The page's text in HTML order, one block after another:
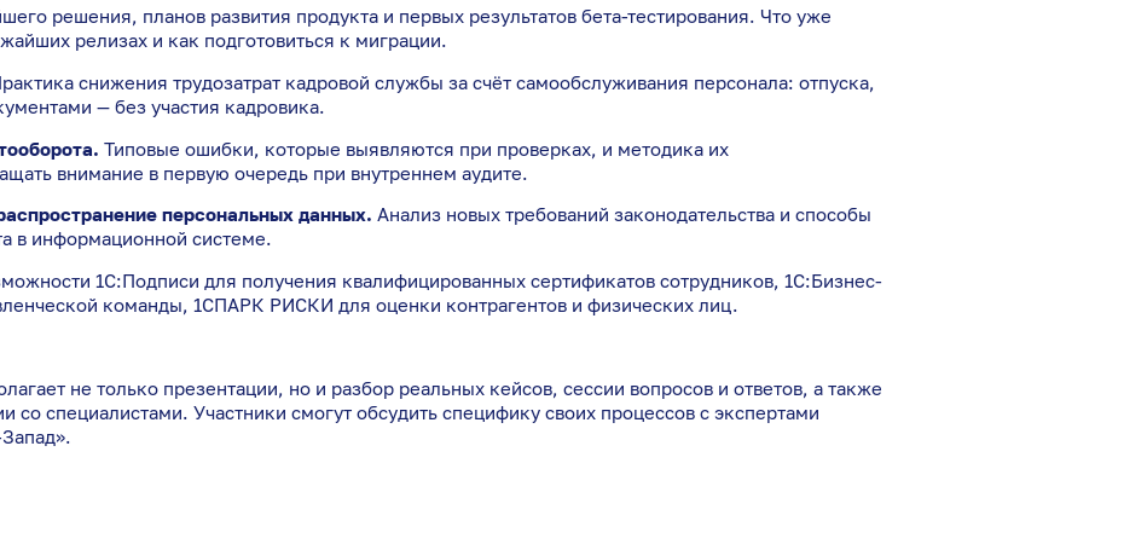
решения, планов развития продукта и первых результатов бета-тестирования. Что уже
релизах и как подготовиться к миграции.
снижения трудозатрат кадровой службы за счёт самообслуживания персонала: отпуска,
— без участия кадровика.
Типовые ошибки, которые выявляются при проверках, и методика их
внимание в первую очередь при внутреннем аудите.
персональных данных. Анализ новых требований законодательства и способы
в информационной системе.
1С:Подписи для получения квалифицированных сертификатов сотрудников, 1С:Бизнес-
команды, 1СПАРК РИСКИ для оценки контрагентов и физических лиц.
не только презентации, но и разбор реальных кейсов, сессии вопросов и ответов, а также
со специалистами. Участники смогут обсудить специфику своих процессов с экспертами